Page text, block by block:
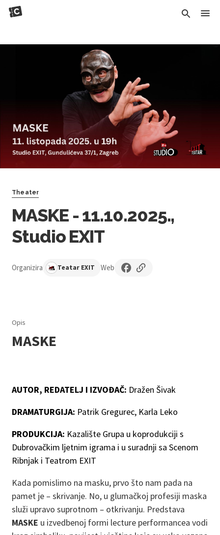
Theater
MASKE - 11.10.2025.,
Studio EXIT
Organizira Teatar EXIT Web
Opis
MASKE
AUTOR, REDATELJ I IZVOĐAČ: Dražen Šivak
DRAMATURGIJA: Patrik Gregurec, Karla Leko
PRODUKCIJA: Kazalište Grupa u koprodukciji s
Dubrovačkim ljetnim igrama i u suradnji sa Scenom
Ribnjak i Teatrom EXIT
Kada pomislimo na masku, prvo što nam pada na
pamet je – skrivanje. No, u glumačkoj profesiji maska
služi upravo suprotnom – otkrivanju. Predstava
MASKE u izvedbenoj formi lecture performancea vodi